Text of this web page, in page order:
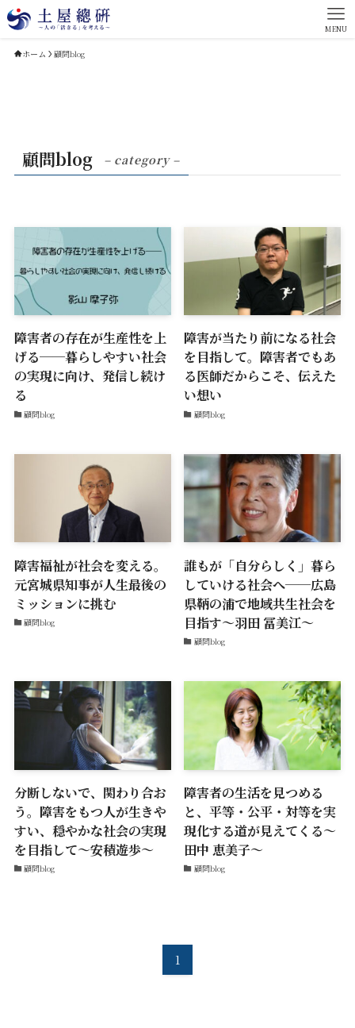
MENU
ホーム 顧問blog
顧問blog – category –
障害者の存在が生産性を上
げる──暮らしやすい社会
の実現に向け、発信し続け
る
顧問blog
障害が当たり前になる社会
を目指して。障害者でもあ
る医師だからこそ、伝えた
い想い
顧問blog
障害福祉が社会を変える。
元宮城県知事が人生最後の
ミッションに挑む
顧問blog
誰もが「自分らしく」暮ら
していける社会へ──広島
県鞆の浦で地域共生社会を
目指す〜羽田 冨美江〜
顧問blog
分断しないで、関わり合お
う。障害をもつ人が生きや
すい、穏やかな社会の実現
を目指して〜安積遊歩〜
顧問blog
障害者の生活を見つめる
と、平等・公平・対等を実
現化する道が見えてくる〜
田中 恵美子〜
顧問blog
1